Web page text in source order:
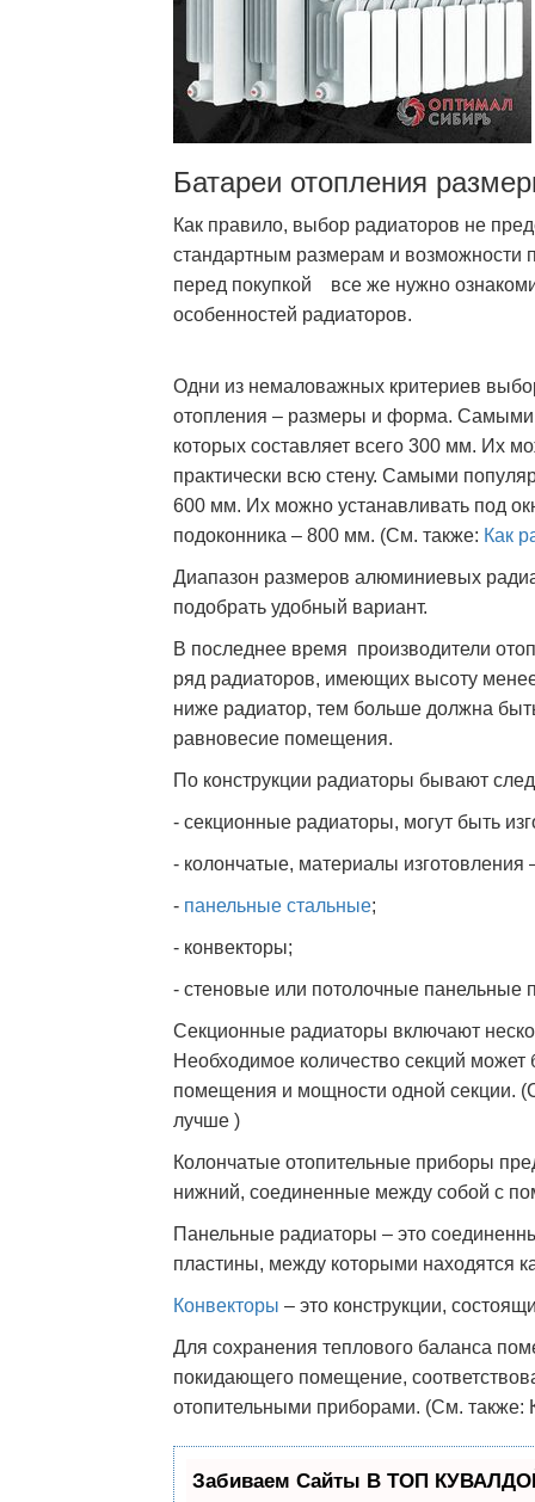
Батареи отопления
Как правило, выбор радиаторов не
стандартным размерам и возможности
перед покупкой все же нужно
особенностей радиаторов.
Одни из немаловажных критериев
отопления – размеры и форма. Самыми
которых составляет всего 300 мм. Их
практически всю стену. Самыми
600 мм. Их можно устанавливать под
подоконника – 800 мм. (См. также: Как
Диапазон размеров алюминиевых
подобрать удобный вариант.
В последнее время производители
ряд радиаторов, имеющих высоту
ниже радиатор, тем больше должна
равновесие помещения.
По конструкции радиаторы бывают
- секционные радиаторы, могут быть
- колончатые, материалы изготовления
- панельные стальные;
- конвекторы;
- стеновые или потолочные панельные
Секционные радиаторы включают
Необходимое количество секций может
помещения и мощности одной секции.
лучше )
Колончатые отопительные приборы
нижний, соединенные между собой с
Панельные радиаторы – это
пластины, между которыми находятся
Конвекторы – это конструкции,
Для сохранения теплового баланса
покидающего помещение,
отопительными приборами. (См. также:
Забиваем Сайты В ТОП